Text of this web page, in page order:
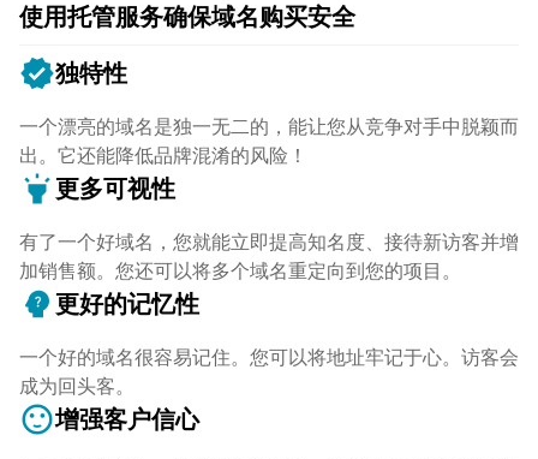
使用托管服务确保域名购买安全
verified独特性
一个漂亮的域名是独一无二的，能让您从竞争对手中脱颖而
出。它还能降低品牌混淆的风险！
highlight更多可视性
有了一个好域名，您就能立即提高知名度、接待新访客并增
加销售额。您还可以将多个域名重定向到您的项目。
psychology_alt 更好的记忆性
一个好的域名很容易记住。您可以将地址牢记于心。访客会
成为回头客。
sentiment_satisfied增强客户信心